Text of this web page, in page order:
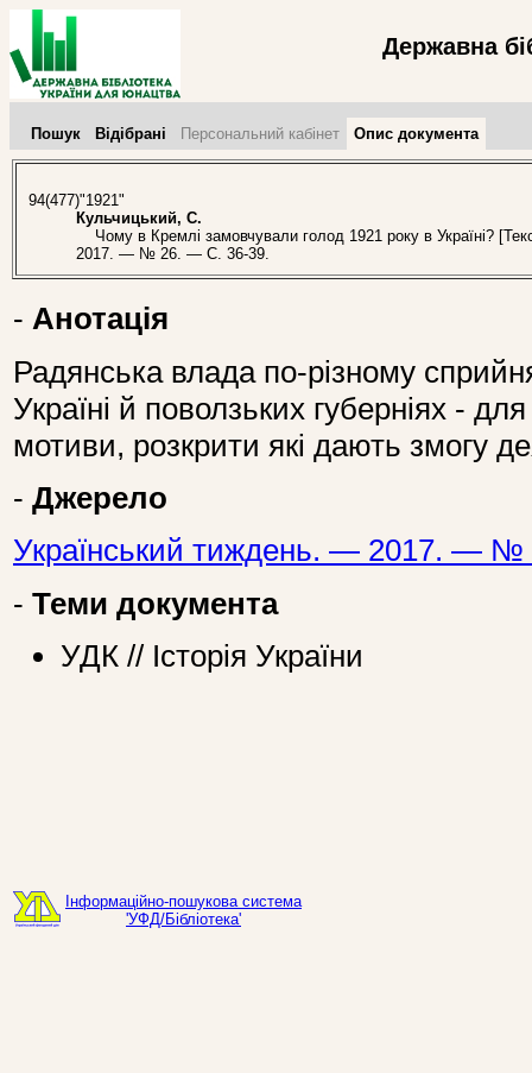
Державна
Пошук Відібрані Персональний кабінет Опис документа
94(477)"1921"
Кульчицький, С.
Чому в Кремлі замовчували голод 1921 року в Україні?
2017. — № 26. — С. 36-39.
- Анотація
Радянська влада по-різному
Україні й поволзьких губерніях -
мотиви, розкрити які дають змогу
- Джерело
Український тиждень. — 2017. — №
- Теми документа
УДК // Історія України
Інформаційно-пошукова система
'УФД/Бібліотека'